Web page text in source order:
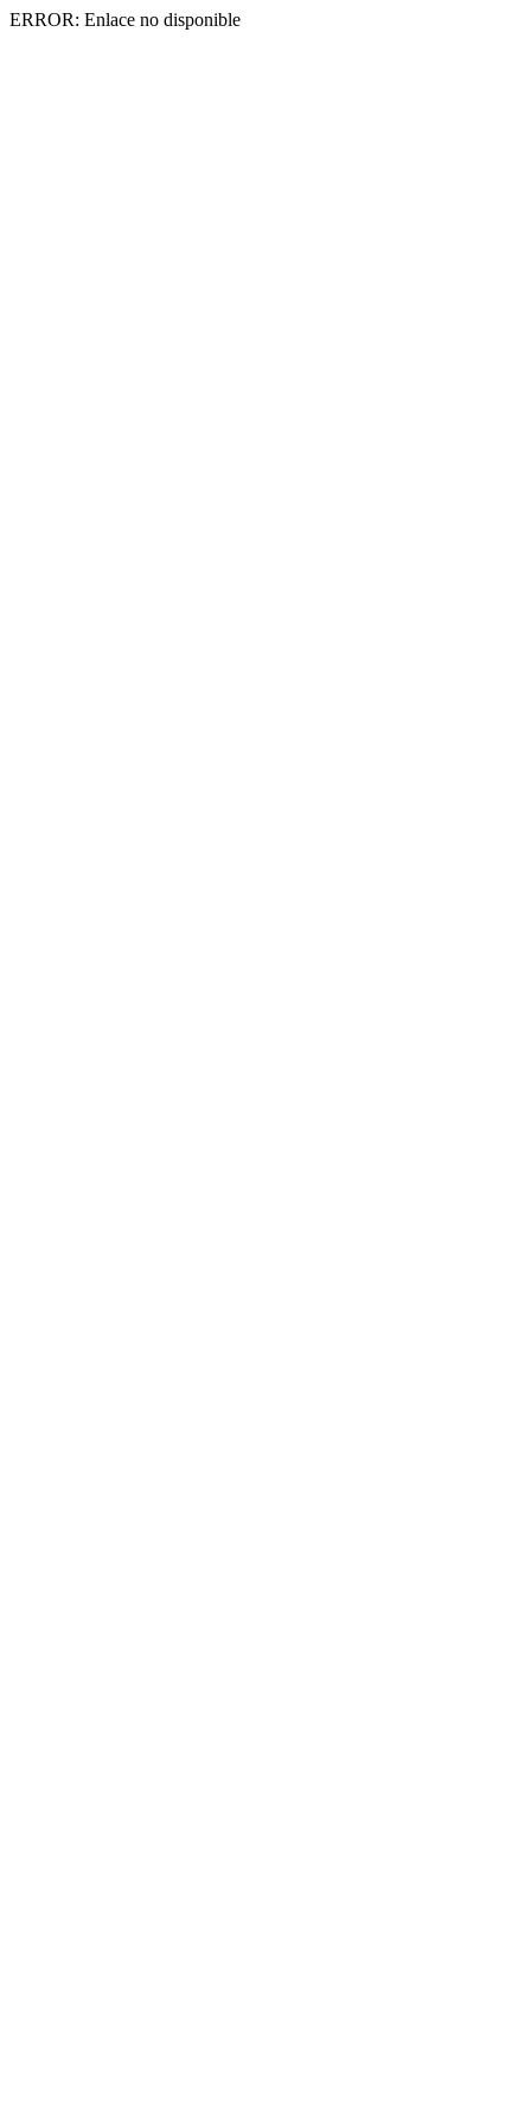
ERROR: Enlace no disponible